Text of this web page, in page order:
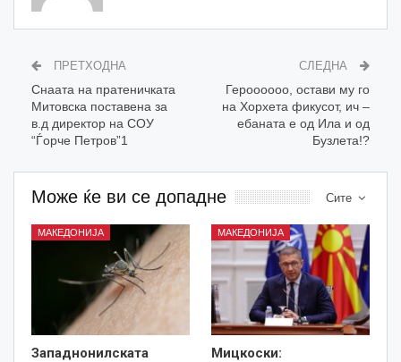
ПРЕТХОДНА
Снаата на пратеничката
Митовска поставена за
в.д директор на СОУ
“Ѓорче Петров”1
СЛЕДНА
Героооооо, остави му го
на Хорхета фикусот, ич –
ебаната е од Ила и од
Бузлета!?
Сите
Може ќе ви се допадне
МАКЕДОНИЈА
Западнонилската
МАКЕДОНИЈА
Мицкоски: